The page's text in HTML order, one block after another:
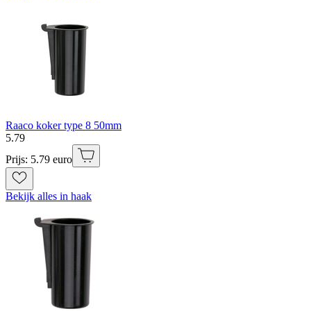
Raaco koker type 8 50mm
5.79
Prijs: 5.79 euro
Bekijk alles in haak